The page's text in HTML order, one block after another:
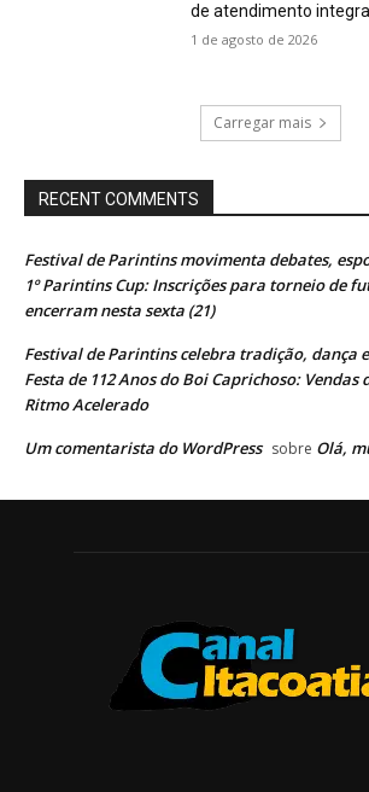
de atendimento
1 de agosto de 2026
Carregar mais
RECENT COMMENTS
Festival de Parintins movimenta debates,
1º Parintins Cup: Inscrições para torneio de
encerram nesta sexta (21)
Festival de Parintins celebra tradição, dança
Festa de 112 Anos do Boi Caprichoso: Vendas
Ritmo Acelerado
Um comentarista do WordPress sobre Olá,